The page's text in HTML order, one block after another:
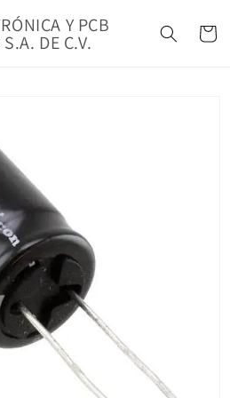
Y PCB
DE C.V. Carrito